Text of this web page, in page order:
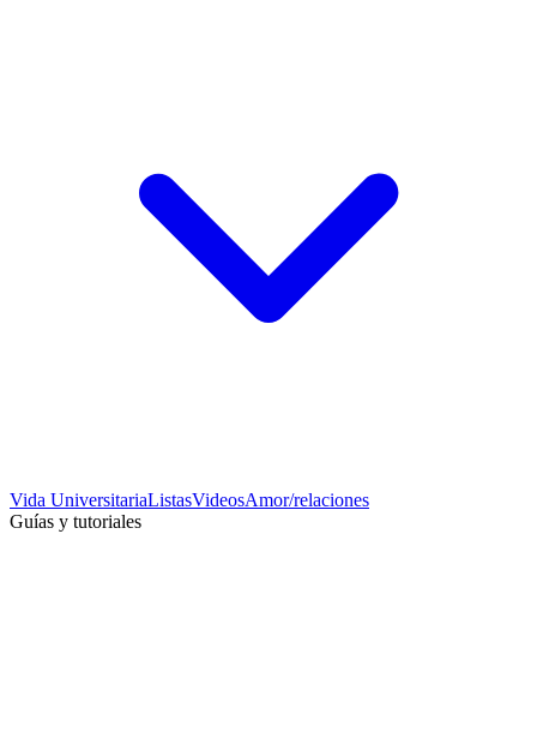
Vida UniversitariaListasVideosAmor/relaciones
Guías y tutoriales